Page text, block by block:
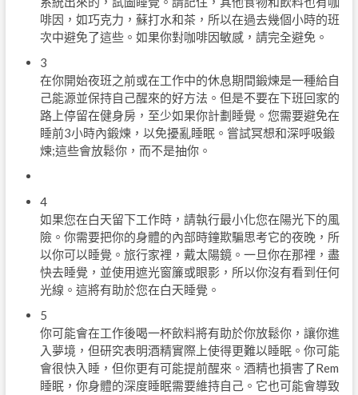
啡因，如巧克力，蘇打水和茶，所以在過去幾個小時的班
次中避免了這些。如果你對咖啡因敏感，請完全避免。
3
在你開始夜班之前或在工作中的休息期間鍛煉是一種給自
己能源並保持自己醒來的好方法。但是不要在下班回家的
路上停留在健身房，至少如果你計劃睡覺。您需要避免在
睡前3小時內鍛煉，以免擾亂睡眠。嘗試冥想和深呼吸鍛
煉;這些會放鬆你，而不是抽你。
4
如果您在白天留下工作時，請執行最小化您在陽光下的風
險。你需要把你的身體的內部時鐘欺騙思考它的夜晚，所
以你可以睡覺。旅行家裡，戴太陽鏡。一旦你在那裡，盡
快去睡覺，並使用遮光窗簾或眼影，所以你沒有看到任何
光線。這將有助於您在白天睡覺。
5
你可能會在工作後喝一杯飲料將有助於你放鬆你，讓你進
入夢境，但研究表明酒精實際上使得更難以睡眠。你可能
會很快入睡，但你更有可能提前醒來。酒精也損害了Rem
睡眠，你身體的深度睡眠需要維持自己。它也可能會導致